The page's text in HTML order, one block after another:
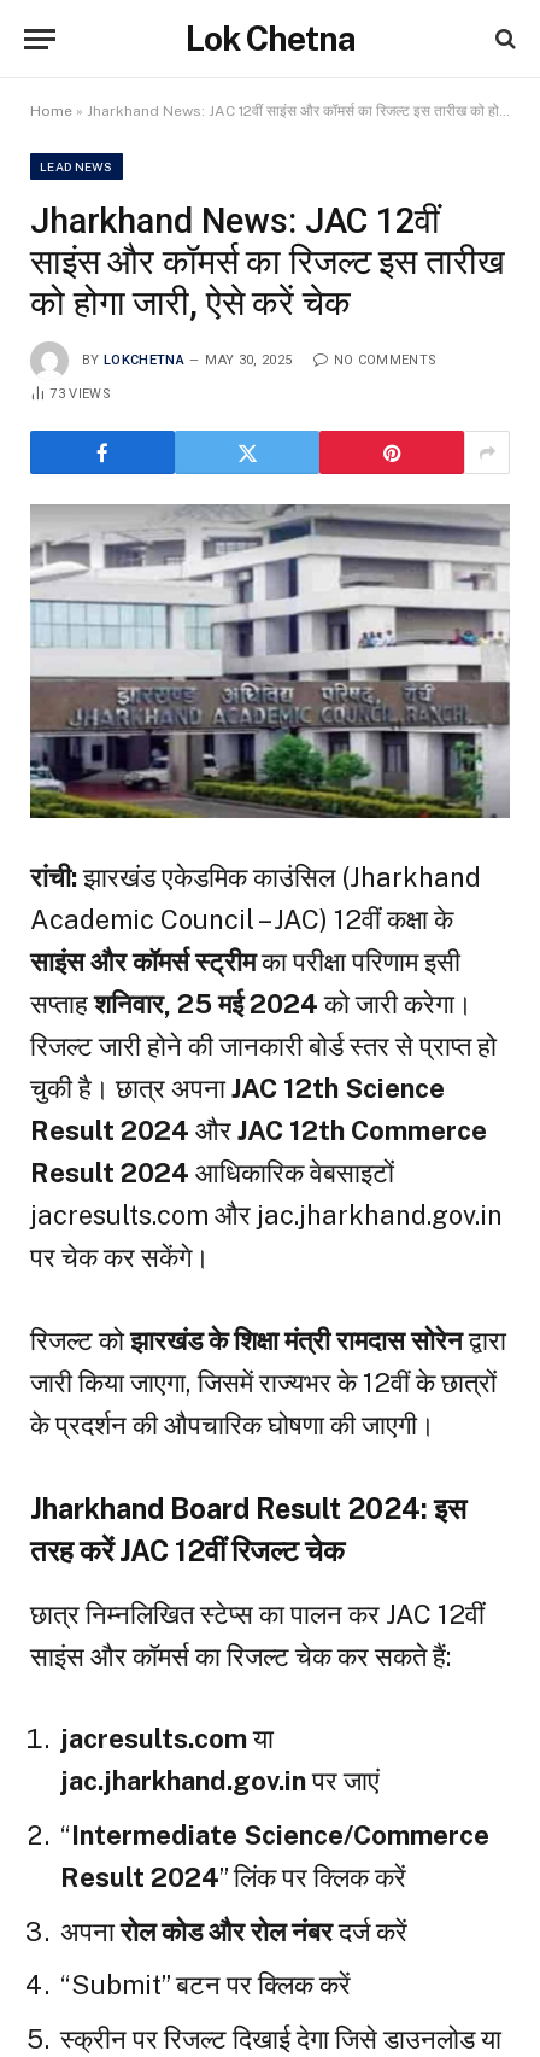
Lok Chetna
Home » Jharkhand News: JAC 12वीं साइंस और कॉमर्स का रिजल्ट इस तारीख को होगा जारी, ऐसे करें चेक
LEAD NEWS
Jharkhand News: JAC 12वीं
साइंस और कॉमर्स का रिजल्ट इस तारीख
को होगा जारी, ऐसे करें चेक
BY LOKCHETNA MAY 30, 2025 NO COMMENTS
73VIEWS
रांची:झारखंड एकेडमिक काउंसिल (Jharkhand
Academic Council – JAC) 12वीं कक्षा के
साइंस और कॉमर्स स्ट्रीमका परीक्षा परिणाम इसी
सप्ताहशनिवार, 25 मई 2024को जारी करेगा।
रिजल्ट जारी होने की जानकारी बोर्ड स्तर से प्राप्त हो
चुकी है। छात्र अपनाJAC 12th Science
Result 2024 औरJAC 12th Commerce
Result 2024 आधिकारिक वेबसाइटों
jacresults.com और jac.jharkhand.gov.in
पर चेक कर सकेंगे।
रिजल्ट कोझारखंड के शिक्षा मंत्री रामदास सोरेनद्वारा
जारी किया जाएगा, जिसमें राज्यभर के 12वीं के छात्रों
के प्रदर्शन की औपचारिक घोषणा की जाएगी।
Jharkhand Board Result 2024: इस
तरह करें JAC 12वीं रिजल्ट चेक
छात्र निम्नलिखित स्टेप्स का पालन कर JAC 12वीं
साइंस और कॉमर्स का रिजल्ट चेक कर सकते हैं:
jacresults.comया
jac.jharkhand.gov.inपर जाएं
“Intermediate Science/Commerce
Result 2024” लिंक पर क्लिक करें
अपनारोल कोड और रोल नंबरदर्ज करें
“Submit” बटन पर क्लिक करें
स्क्रीन पर रिजल्ट दिखाई देगा जिसे डाउनलोड या